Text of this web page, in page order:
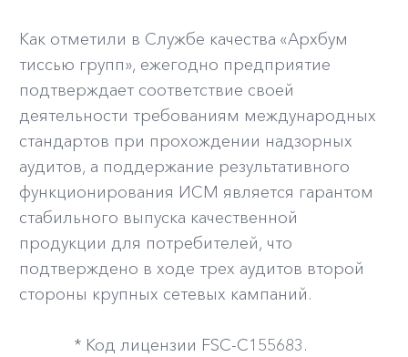
Как отметили в Службе качества «Архбум
тиссью групп», ежегодно предприятие
подтверждает соответствие своей
деятельности требованиям международных
стандартов при прохождении надзорных
аудитов, а поддержание результативного
функционирования ИСМ является гарантом
стабильного выпуска качественной
продукции для потребителей, что
подтверждено в ходе трех аудитов второй
стороны крупных сетевых кампаний.
* Код лицензии FSC-C155683.